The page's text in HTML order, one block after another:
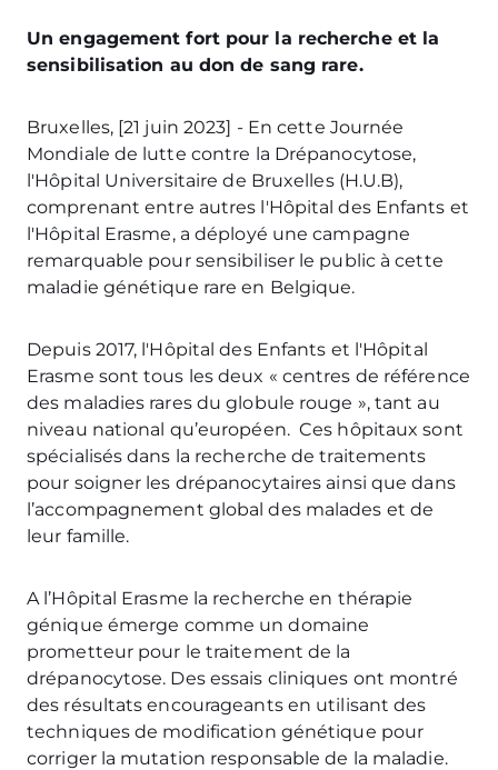
Un engagement fort pour la recherche et la
sensibilisation au don de sang rare.
Bruxelles, [21 juin 2023] - En cette Journée
Mondiale de lutte contre la Drépanocytose,
l'Hôpital Universitaire de Bruxelles (H.U.B),
comprenant entre autres l'Hôpital des Enfants et
l'Hôpital Erasme, a déployé une campagne
remarquable pour sensibiliser le public à cette
maladie génétique rare en Belgique.
Depuis 2017, l'Hôpital des Enfants et l'Hôpital
Erasme sont tous les deux « centres de référence
des maladies rares du globule rouge », tant au
niveau national qu’européen. Ces hôpitaux sont
spécialisés dans la recherche de traitements
pour soigner les drépanocytaires ainsi que dans
l’accompagnement global des malades et de
leur famille.
A l’Hôpital Erasme la recherche en thérapie
génique émerge comme un domaine
prometteur pour le traitement de la
drépanocytose. Des essais cliniques ont montré
des résultats encourageants en utilisant des
techniques de modification génétique pour
corriger la mutation responsable de la maladie.